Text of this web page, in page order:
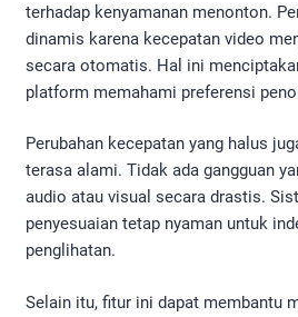
terhadap kenyamanan menonton.
dinamis karena kecepatan video
secara otomatis. Hal ini
platform memahami preferensi
Perubahan kecepatan yang halus
terasa alami. Tidak ada gangguan
audio atau visual secara drastis.
penyesuaian tetap nyaman untuk
penglihatan.
Selain itu, fitur ini dapat membantu